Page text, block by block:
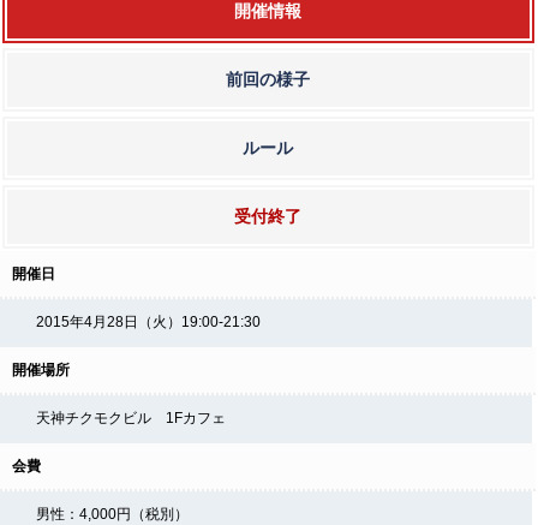
開催情報
前回の様子
ルール
受付終了
開催日
2015年4月28日（火）19:00-21:30
開催場所
天神チクモクビル 1Fカフェ
会費
男性：4,000円（税別）